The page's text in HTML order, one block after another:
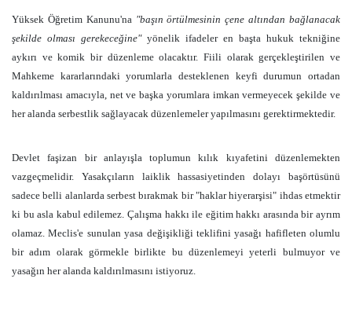
Yüksek Öğretim Kanunu'na"başın örtülmesinin çene altından bağlanacak
şekilde olması gerekeceğine" yönelik ifadeler en başta hukuk tekniğine
aykırı ve komik bir düzenleme olacaktır. Fiili olarak gerçekleştirilen ve
Mahkeme kararlarındaki yorumlarla desteklenen keyfi durumun ortadan
kaldırılması amacıyla, net ve başka yorumlara imkan vermeyecek şekilde ve
her alanda serbestlik sağlayacak düzenlemeler yapılmasını gerektirmektedir.
Devlet faşizan bir anlayışla toplumun kılık kıyafetini düzenlemekten
vazgeçmelidir. Yasakçıların laiklik hassasiyetinden dolayı başörtüsünü
sadece belli alanlarda serbest bırakmak bir "haklar hiyerarşisi" ihdas etmektir
ki bu asla kabul edilemez. Çalışma hakkı ile eğitim hakkı arasında bir ayrım
olamaz. Meclis'e sunulan yasa değişikliği teklifini yasağı hafifleten olumlu
bir adım olarak görmekle birlikte bu düzenlemeyi yeterli bulmuyor ve
yasağın her alanda kaldırılmasını istiyoruz.